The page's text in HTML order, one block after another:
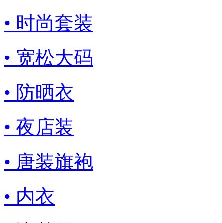
• 时尚套装
• 宽松大码
• 防晒衣
• 夜店装
• 唐装旗袍
• 内衣